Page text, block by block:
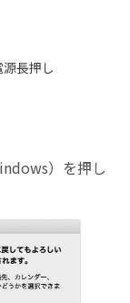
長押し
）を押し